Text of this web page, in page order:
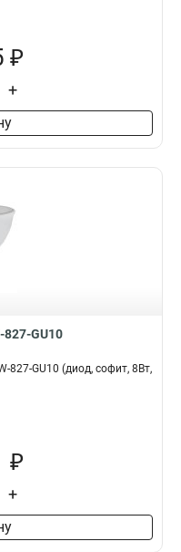
₽
+
827-GU10
827-GU10 (диод, софит, 8Вт,
₽
+